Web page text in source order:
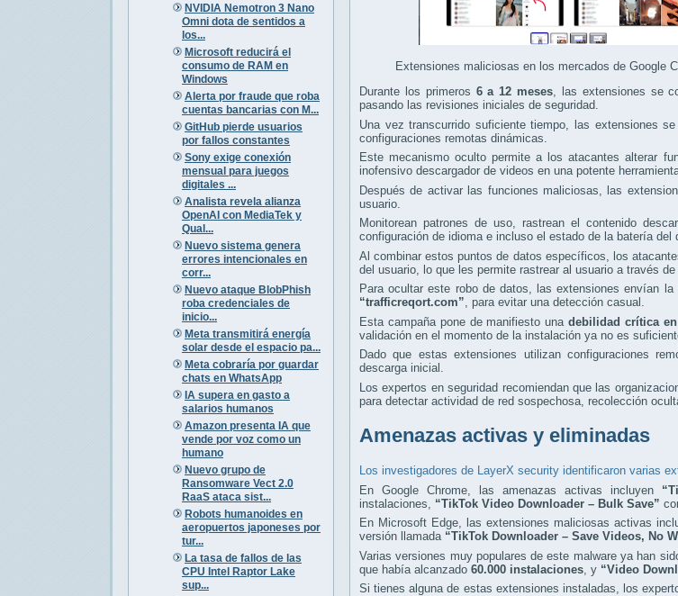
NVIDIA Nemotron 3 Nano
Omni dota de sentidos a
los...
Microsoft reducirá el
consumo de RAM en
Windows
Alerta por fraude que roba
cuentas bancarias con M...
GitHub pierde usuarios
por fallos constantes
Sony exige conexión
mensual para juegos
digitales ...
Analista revela alianza
OpenAI con MediaTek y
Qual...
Nuevo sistema genera
errores intencionales en
corr...
Nuevo ataque BlobPhish
roba credenciales de
inicio...
Meta transmitirá energía
solar desde el espacio pa...
Meta cobraría por guardar
chats en WhatsApp
IA supera en gasto a
salarios humanos
Amazon presenta IA que
vende por voz como un
humano
Nuevo grupo de
Ransomware Vect 2.0
RaaS ataca sist...
Robots humanoides en
aeropuertos japoneses por
tur...
La tasa de fallos de las
CPU Intel Raptor Lake
sup...
Extensiones maliciosas en los mercados de Google
Durante los primeros 6 a 12 meses, las extensiones se
pasando las revisiones iniciales de seguridad.
Una vez transcurrido suficiente tiempo, las extensiones
configuraciones remotas dinámicas.
Este mecanismo oculto permite a los atacantes alterar
inofensivo descargador de videos en una potente
Después de activar las funciones maliciosas, las
usuario.
Monitorean patrones de uso, rastrean el contenido
configuración de idioma e incluso el estado de la batería del
Al combinar estos puntos de datos específicos, los
del usuario, lo que les permite rastrear al usuario a través
Para ocultar este robo de datos, las extensiones envían
“trafficreqort.com”, para evitar una detección casual.
Esta campaña pone de manifiesto una debilidad crítica
validación en el momento de la instalación ya no es
Dado que estas extensiones utilizan configuraciones
descarga inicial.
Los expertos en seguridad recomiendan que las
para detectar actividad de red sospechosa, recolección
Amenazas activas y eliminadas
Los investigadores de LayerX security identificaron varias
En Google Chrome, las amenazas activas incluyen
instalaciones, “TikTok Video Downloader – Bulk Save”
En Microsoft Edge, las extensiones maliciosas activas
versión llamada “TikTok Downloader – Save Videos, No
Varias versiones muy populares de este malware ya han
que había alcanzado 60.000 instalaciones , y “Video
Si tienes alguna de estas extensiones instaladas, los